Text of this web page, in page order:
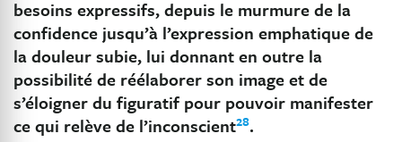
besoins expressifs, depuis le murmure de la
confidence jusqu’à l’expression emphatique de
la douleur subie, lui donnant en outre la
possibilité de réélaborer son image et de
s’éloigner du figuratif pour pouvoir manifester
ce qui relève de l’inconscient28.